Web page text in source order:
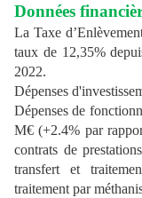
Données
La Taxe
taux de 12,35%
2022.
Dépenses
Dépenses de
M€ (+2.4% par
contrats de
transfert et
traitement par